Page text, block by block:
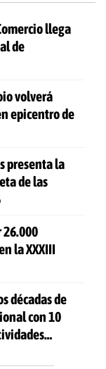
llega
de
volverá
epicentro de
presenta la
de las
la XXXIII
décadas de
con 10